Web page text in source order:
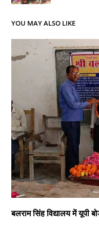
YOU MAY ALSO LIKE
बलराम सिंह विद्यालय में यूपी